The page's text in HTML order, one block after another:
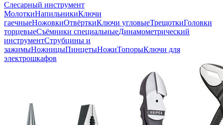
Слесарный инструмент
МолоткиНапильникиКлючи
гаечныеНожовкиОтвёрткиКлючи угловыеТрещоткиГоловки
торцевыеСъёмники специальныеДинамометрический
инструментСтрубцины и
зажимыНожницыПинцетыНожиТопорыКлючи для
электрошкафов